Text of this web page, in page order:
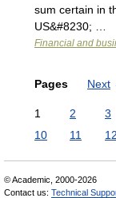
sum certain in
US&#8230; …
Financial and
Pages Next
1 2 3
10
11 12
© Academic, 2000-2026
Contact us: Technical